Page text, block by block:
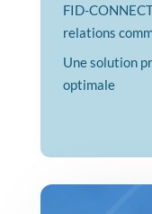
FID-
relations
Une solution
optimale